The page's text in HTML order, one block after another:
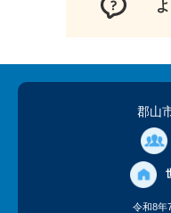
郡山
令和8年